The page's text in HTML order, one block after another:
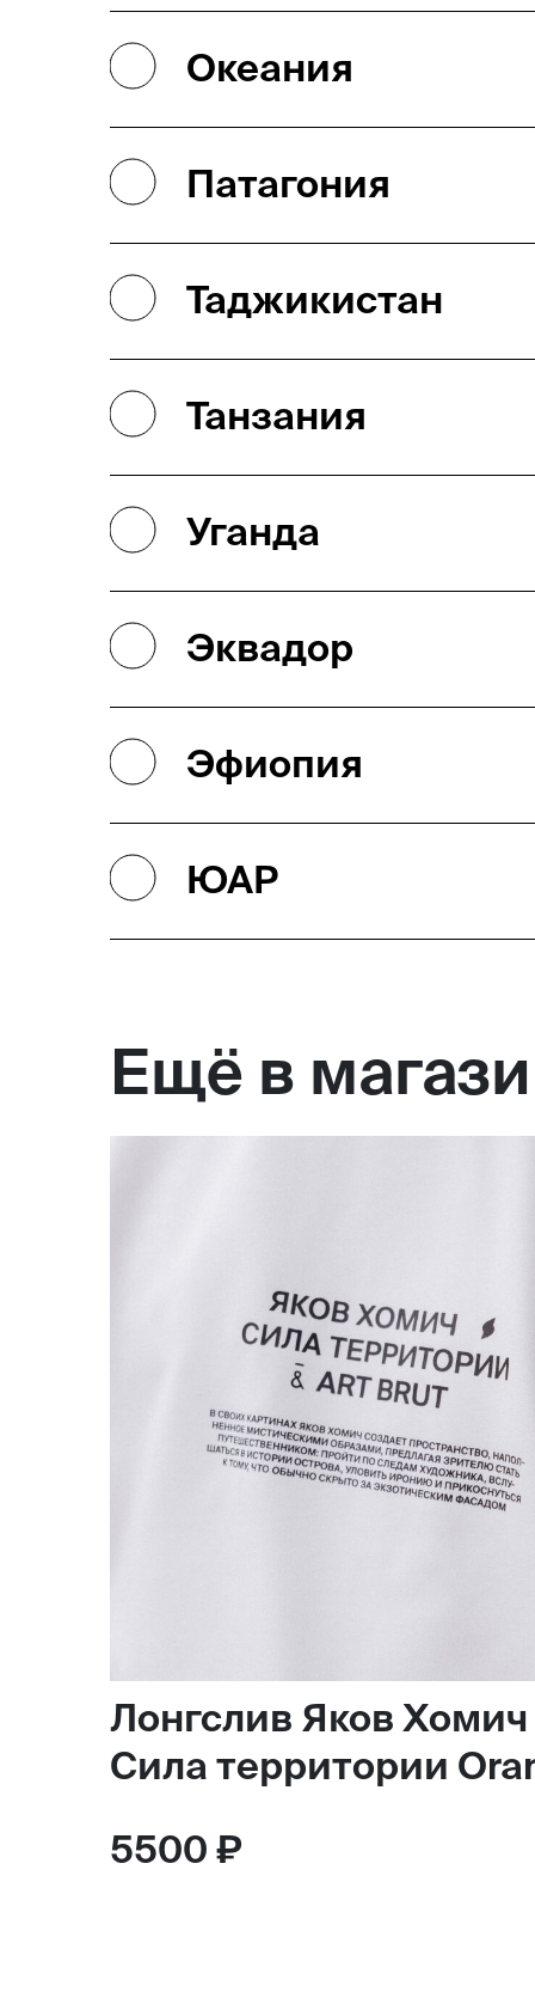
Океания
Патагония
Таджикистан
Танзания
Уганда
Эквадор
Эфиопия
ЮАР
Ещё в
Лонгслив Яков
Сила территории
5500 ₽